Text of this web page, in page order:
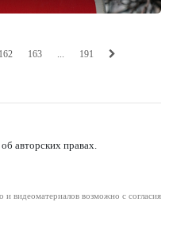
162 163 ... 191
авторских правах.
и видеоматериалов возможно с согласия